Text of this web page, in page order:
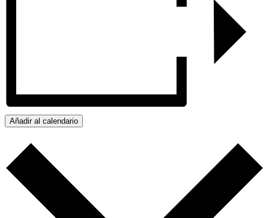
Añadir al calendario